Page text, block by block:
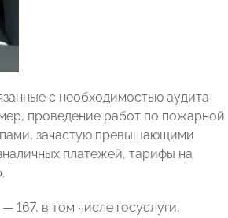
с необходимостью аудита
проведение работ по пожарной
зачастую превышающими
платежей, тарифы на
— 167, в том числе госуслуги,